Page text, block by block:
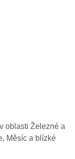
oblasti Železné a
Měsíc a blízké